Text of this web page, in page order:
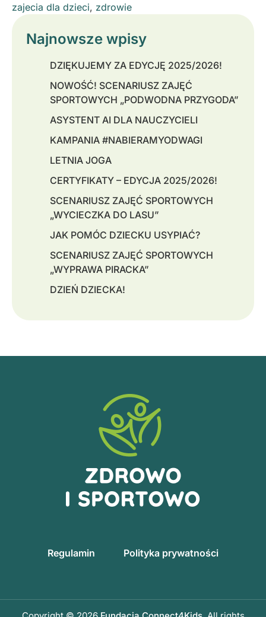
zajecia dla dzieci, zdrowie
Najnowsze wpisy
DZIĘKUJEMY ZA EDYCJĘ 2025/2026!
NOWOŚĆ! SCENARIUSZ ZAJĘĆ
SPORTOWYCH „PODWODNA PRZYGODA”
ASYSTENT AI DLA NAUCZYCIELI
KAMPANIA #NABIERAMYODWAGI
LETNIA JOGA
CERTYFIKATY – EDYCJA 2025/2026!
SCENARIUSZ ZAJĘĆ SPORTOWYCH
„WYCIECZKA DO LASU”
JAK POMÓC DZIECKU USYPIAĆ?
SCENARIUSZ ZAJĘĆ SPORTOWYCH
„WYPRAWA PIRACKA”
DZIEŃ DZIECKA!
Regulamin Polityka prywatności